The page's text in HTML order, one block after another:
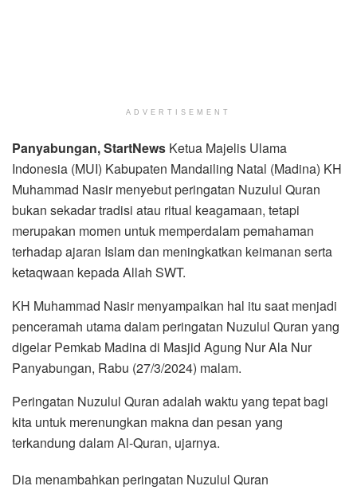
ADVERTISEMENT
Panyabungan, StartNews Ketua Majelis Ulama
Indonesia (MUI) Kabupaten Mandailing Natal (Madina) KH
Muhammad Nasir menyebut peringatan Nuzulul Quran
bukan sekadar tradisi atau ritual keagamaan, tetapi
merupakan momen untuk memperdalam pemahaman
terhadap ajaran Islam dan meningkatkan keimanan serta
ketaqwaan kepada Allah SWT.
KH Muhammad Nasir menyampaikan hal itu saat menjadi
penceramah utama dalam peringatan Nuzulul Quran yang
digelar Pemkab Madina di Masjid Agung Nur Ala Nur
Panyabungan, Rabu (27/3/2024) malam.
Peringatan Nuzulul Quran adalah waktu yang tepat bagi
kita untuk merenungkan makna dan pesan yang
terkandung dalam Al-Quran, ujarnya.
Dia menambahkan peringatan Nuzulul Quran